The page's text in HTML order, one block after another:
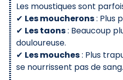
Les moustiques sont
✔ Les moucherons: Plus
✔ Les taons: Beaucoup
douloureuse.
✔ Les mouches: Plus
se nourrissent pas de sang.